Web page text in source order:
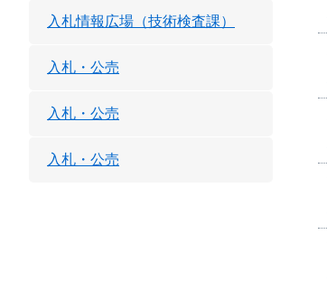
入札情報広場（技術検査課）
入札・公売
入札・公売
入札・公売